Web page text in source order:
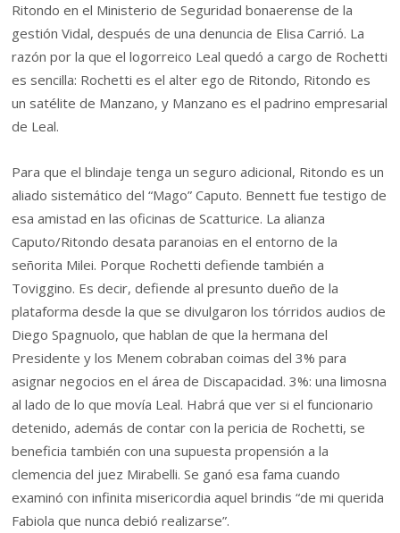
Ritondo en el Ministerio de Seguridad bonaerense de la
gestión Vidal, después de una denuncia de Elisa Carrió. La
razón por la que el logorreico Leal quedó a cargo de Rochetti
es sencilla: Rochetti es el alter ego de Ritondo, Ritondo es
un satélite de Manzano, y Manzano es el padrino empresarial
de Leal.
Para que el blindaje tenga un seguro adicional, Ritondo es un
aliado sistemático del “Mago” Caputo. Bennett fue testigo de
esa amistad en las oficinas de Scatturice. La alianza
Caputo/Ritondo desata paranoias en el entorno de la
señorita Milei. Porque Rochetti defiende también a
Toviggino. Es decir, defiende al presunto dueño de la
plataforma desde la que se divulgaron los tórridos audios de
Diego Spagnuolo, que hablan de que la hermana del
Presidente y los Menem cobraban coimas del 3% para
asignar negocios en el área de Discapacidad. 3%: una limosna
al lado de lo que movía Leal. Habrá que ver si el funcionario
detenido, además de contar con la pericia de Rochetti, se
beneficia también con una supuesta propensión a la
clemencia del juez Mirabelli. Se ganó esa fama cuando
examinó con infinita misericordia aquel brindis “de mi querida
Fabiola que nunca debió realizarse”.